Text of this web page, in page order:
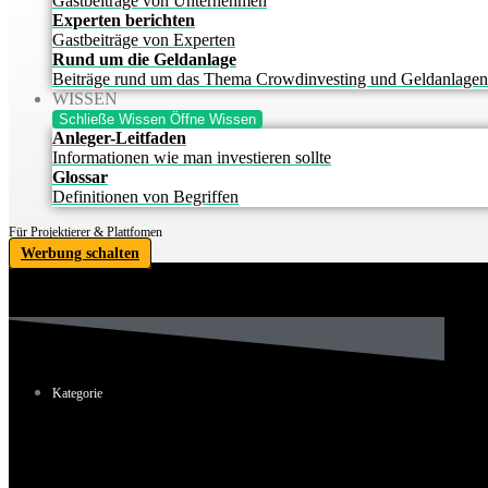
Experten berichten
Gastbeiträge von Experten
Rund um die Geldanlage
Beiträge rund um das Thema Crowdinvesting und Geldanlagen
WISSEN
Schließe Wissen Öffne Wissen
Anleger-Leitfaden
Informationen wie man investieren sollte
Glossar
Definitionen von Begriffen
Für Projektierer & Plattfomen
Werbung schalten
Kategorie